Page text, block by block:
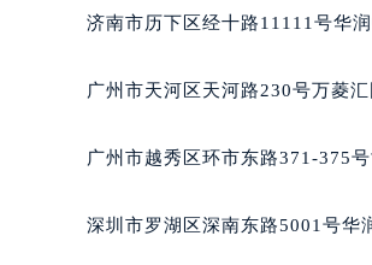
吉林省延边市延
辽宁省本溪市平
辽宁省丹东市振
辽宁省阜新市海
济南市历下区经十路11111号华
广州市天河区天河路230号万菱
广州市越秀区环市东路371-375
深圳市罗湖区深南东路5001号华